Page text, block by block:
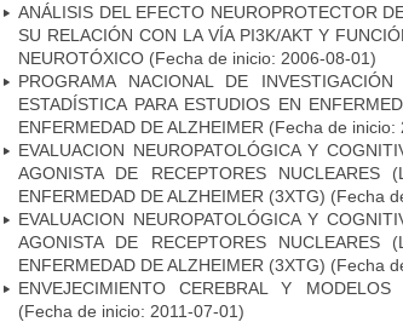
ANÁLISIS DEL EFECTO NEUROPROTECTOR
SU RELACIÓN CON LA VÍA PI3K/AKT Y
NEUROTÓXICO (Fecha de inicio: 2006-08-01)
PROGRAMA NACIONAL DE
ESTADÍSTICA PARA ESTUDIOS EN
ENFERMEDAD DE ALZHEIMER (Fecha de inicio:
EVALUACION NEUROPATOLÓGICA Y
AGONISTA DE RECEPTORES
ENFERMEDAD DE ALZHEIMER (3XTG) (Fecha
EVALUACION NEUROPATOLÓGICA Y
AGONISTA DE RECEPTORES
ENFERMEDAD DE ALZHEIMER (3XTG) (Fecha
ENVEJECIMIENTO CEREBRAL Y
(Fecha de inicio: 2011-07-01)